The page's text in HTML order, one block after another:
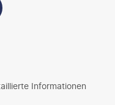
Informationen